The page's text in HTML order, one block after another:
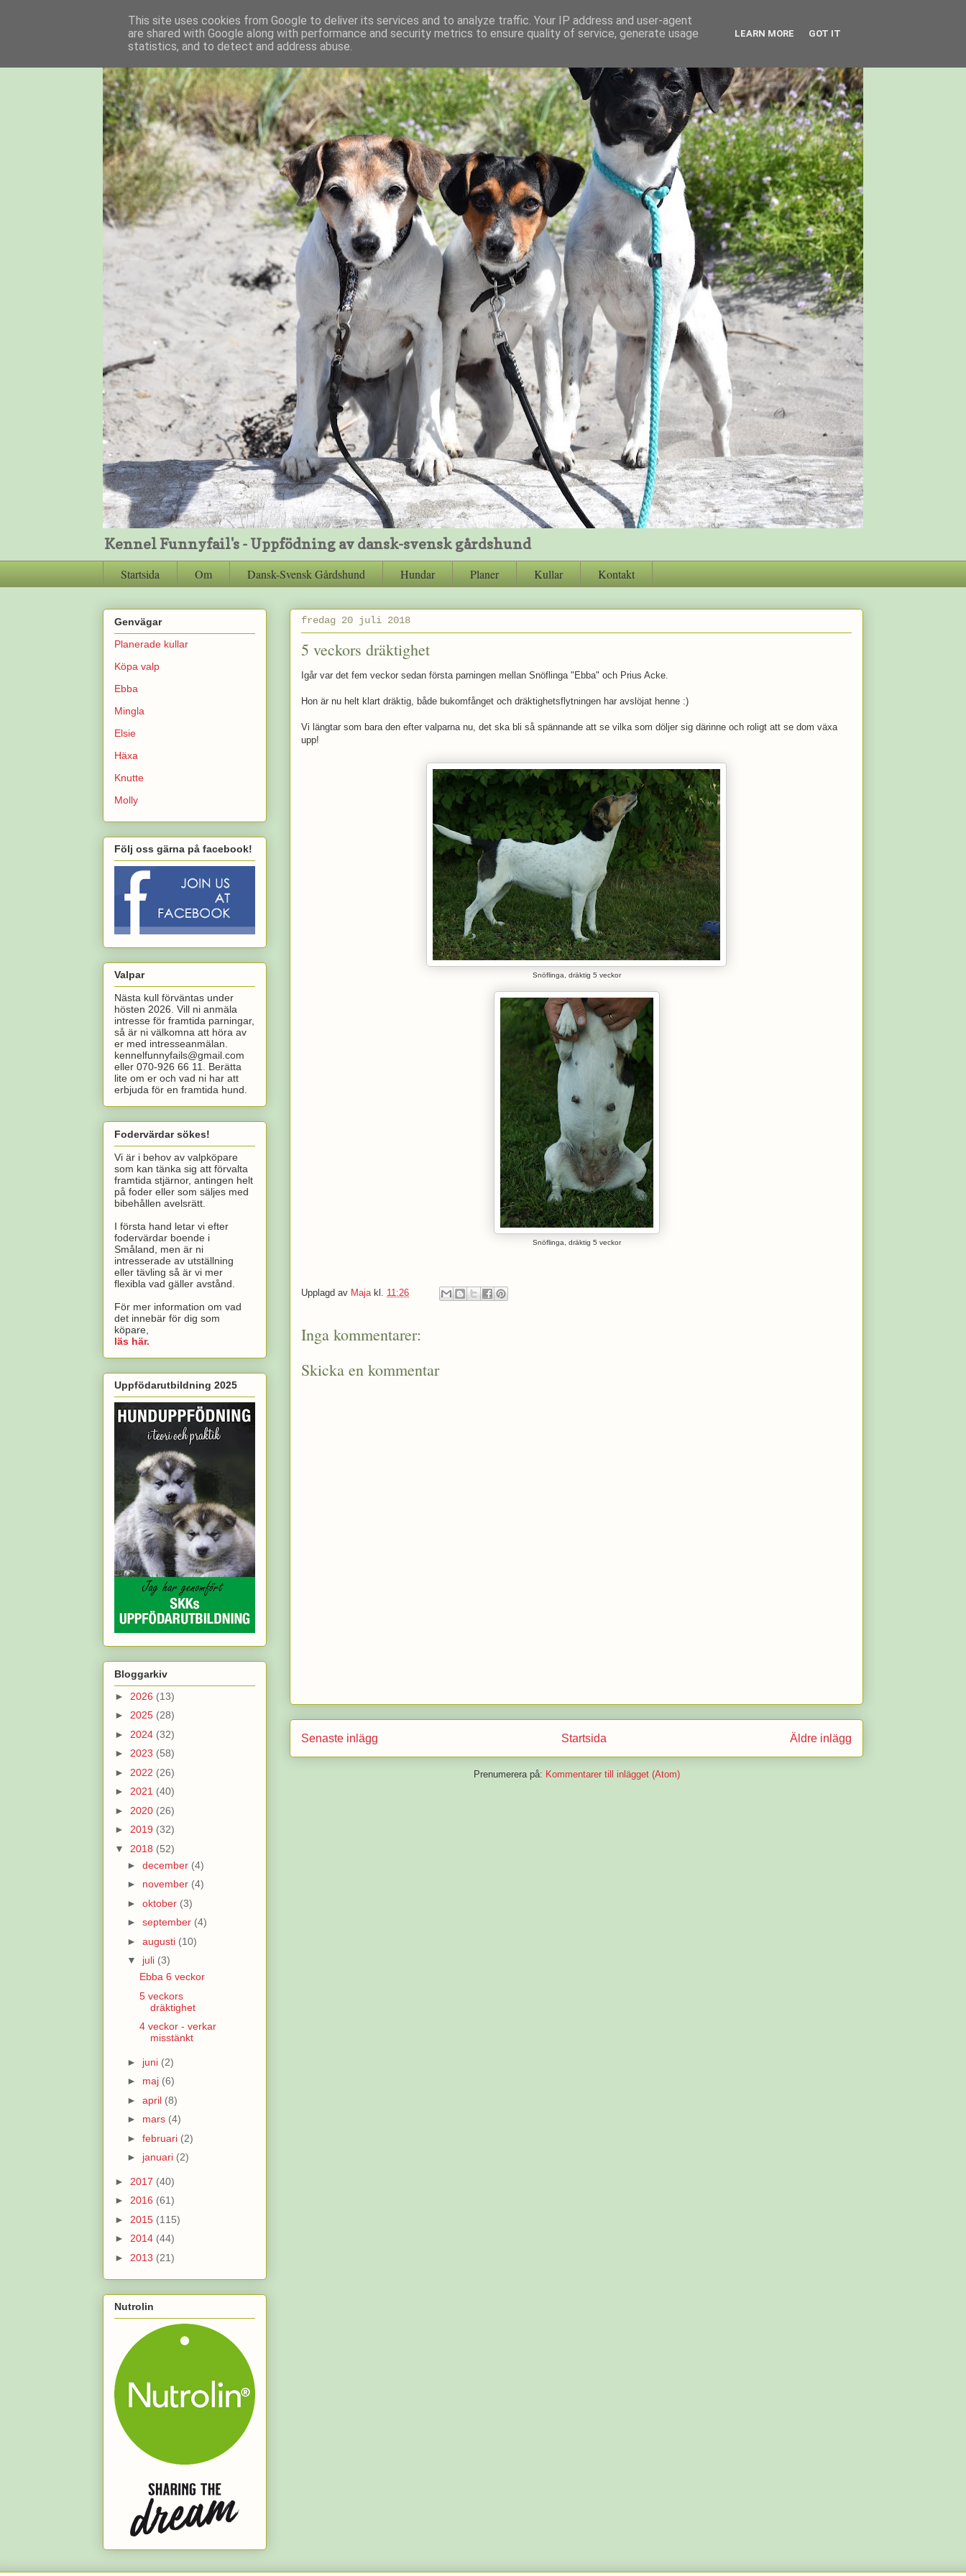
Kennel Funnyfail's - Uppfödning av dansk-svensk gårdshund
Startsida Om Dansk-Svensk Gårdshund Hundar Planer Kullar Kontakt
fredag 20 juli 2018
5 veckors dräktighet
Igår var det fem veckor sedan första parningen mellan Snöflinga "Ebba" och Prius Acke.
Hon är nu helt klart dräktig, både bukomfånget och dräktighetsflytningen har avslöjat henne :)
Vi längtar som bara den efter valparna nu, det ska bli så spännande att se vilka som döljer sig därinne och roligt att se dom växa
upp!
Snöflinga, dräktig 5 veckor
Snöflinga, dräktig 5 veckor
Upplagd av Maja kl. 11:26
Inga kommentarer:
Skicka en kommentar
Senaste inlägg Äldre inlägg
Startsida
Prenumerera på: Kommentarer till inlägget (Atom)
Genvägar
Planerade kullar
Köpa valp
Ebba
Mingla
Elsie
Häxa
Knutte
Molly
Följ oss gärna på facebook!
Valpar
Nästa kull förväntas under
hösten 2026. Vill ni anmäla
intresse för framtida parningar,
så är ni välkomna att höra av
er med intresseanmälan.
kennelfunnyfails@gmail.com
eller 070-926 66 11. Berätta
lite om er och vad ni har att
erbjuda för en framtida hund.
Fodervärdar sökes!
Vi är i behov av valpköpare
som kan tänka sig att förvalta
framtida stjärnor, antingen helt
på foder eller som säljes med
bibehållen avelsrätt.
I första hand letar vi efter
fodervärdar boende i
Småland, men är ni
intresserade av utställning
eller tävling så är vi mer
flexibla vad gäller avstånd.
För mer information om vad
det innebär för dig som
köpare,
läs här.
Uppfödarutbildning 2025
Bloggarkiv
► 2026 (13)
► 2025 (28)
► 2024 (32)
► 2023 (58)
► 2022 (26)
► 2021 (40)
► 2020 (26)
► 2019 (32)
▼ 2018 (52)
► december (4)
► november (4)
► oktober (3)
► september (4)
► augusti (10)
▼ juli (3)
Ebba 6 veckor
5 veckors
dräktighet
4 veckor - verkar
misstänkt
► juni (2)
► maj (6)
► april (8)
► mars (4)
► februari (2)
► januari (2)
► 2017 (40)
► 2016 (61)
► 2015 (115)
► 2014 (44)
► 2013 (21)
Nutrolin
This site uses cookies from Google to deliver its services and to analyze traffic. Your IP address and user-agent
are shared with Google along with performance and security metrics to ensure quality of service, generate usage
statistics, and to detect and address abuse.
LEARN MORE GOT IT